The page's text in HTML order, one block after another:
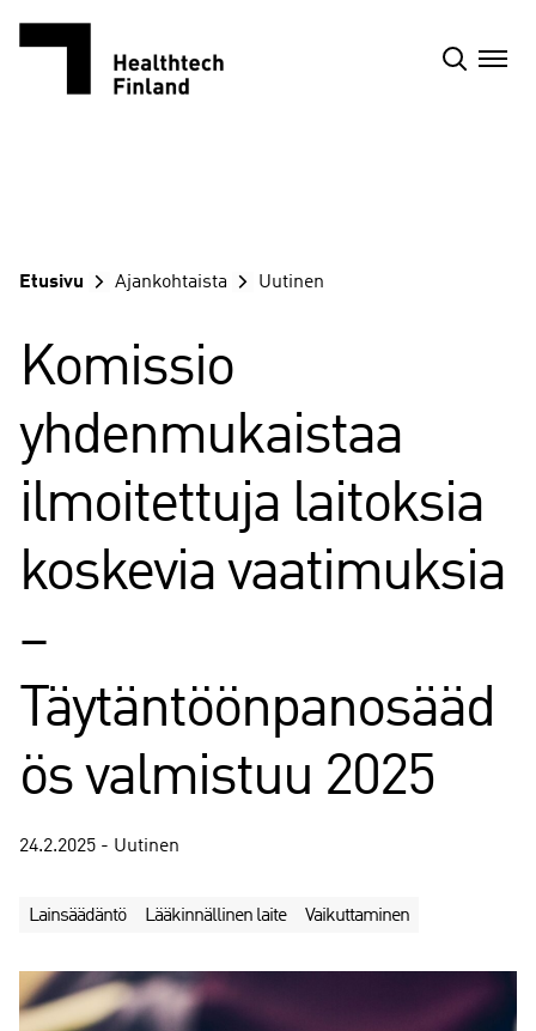
Etusivu Ajankohtaista Uutinen
Komissio
yhdenmukaistaa
ilmoitettuja laitoksia
koskevia vaatimuksia
–
Täytäntöönpanosääd
ös valmistuu 2025
24.2.2025 - Uutinen
Lainsäädäntö Lääkinnällinen laite Vaikuttaminen